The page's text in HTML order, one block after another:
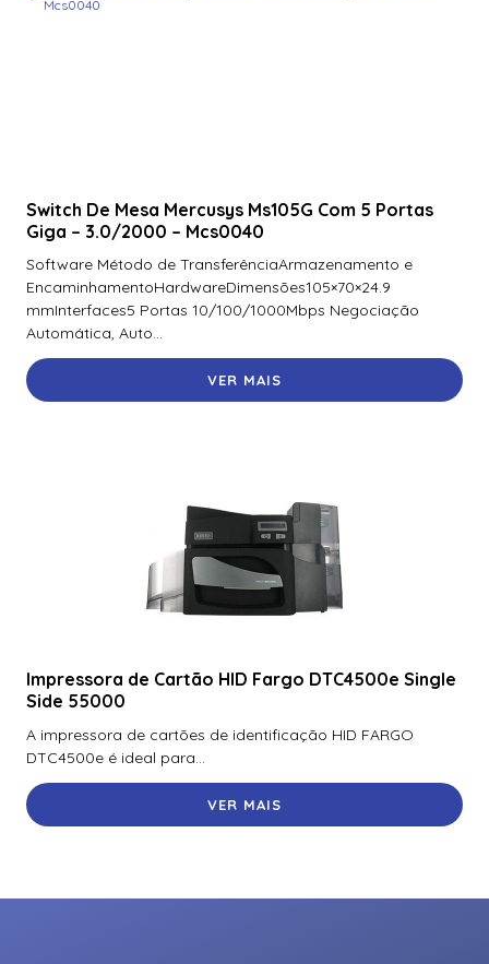
Switch De Mesa Mercusys Ms105G Com 5 Portas
Giga – 3.0/2000 – Mcs0040
Software Método de TransferênciaArmazenamento e
EncaminhamentoHardwareDimensões105×70×24.9
mmInterfaces5 Portas 10/100/1000Mbps Negociação
Automática, Auto...
VER MAIS
Impressora de Cartão HID Fargo DTC4500e Single
Side 55000
A impressora de cartões de identificação HID FARGO
DTC4500e é ideal para...
VER MAIS